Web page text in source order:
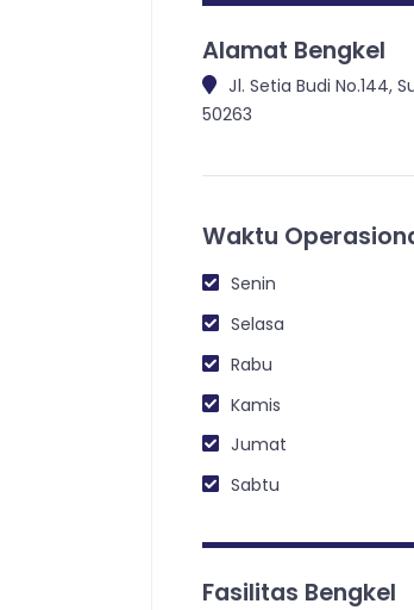
Alamat Bengkel
Jl. Setia Budi No.144,
50263
Waktu
Senin
Selasa
Rabu
Kamis
Jumat
Sabtu
Fasilitas Bengkel